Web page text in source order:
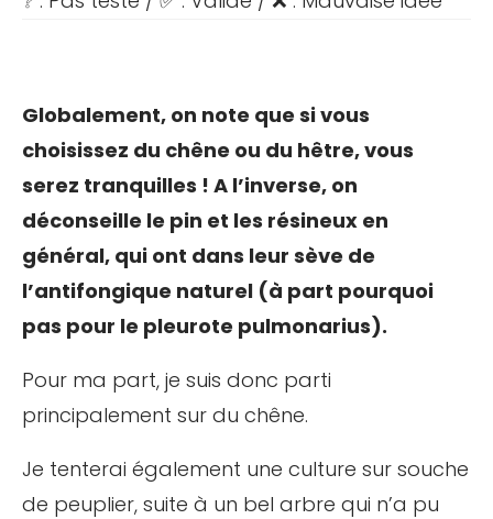
Globalement, on note que si vous
choisissez du chêne ou du hêtre, vous
serez tranquilles ! A l’inverse, on
déconseille le pin et les résineux en
général, qui ont dans leur sève de
l’antifongique naturel (à part pourquoi
pas pour le pleurote pulmonarius).
Pour ma part, je suis donc parti
principalement sur du chêne.
Je tenterai également une culture sur souche
de peuplier, suite à un bel arbre qui n’a pu